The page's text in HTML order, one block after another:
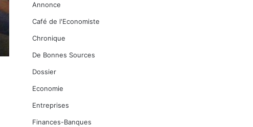
Annonce
Café de l'Economiste
Chronique
De Bonnes Sources
Dossier
Economie
Entreprises
Finances-Banques